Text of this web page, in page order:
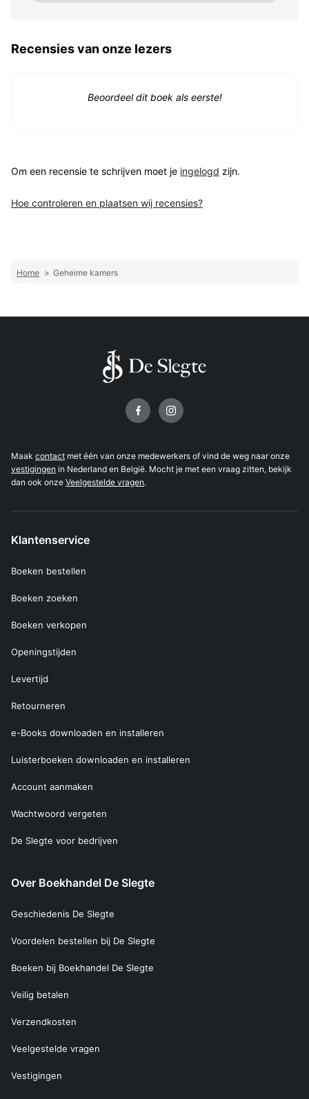
Recensies van onze lezers
Beoordeel dit boek als eerste!
Om een recensie te schrijven moet je ingelogd zijn.
Hoe controleren en plaatsen wij recensies?
Home > Geheime kamers
Maak contact met één van onze medewerkers of vind de weg naar onze
vestigingen in Nederland en België. Mocht je met een vraag zitten, bekijk
dan ook onze Veelgestelde vragen.
Klantenservice
Boeken bestellen
Boeken zoeken
Boeken verkopen
Openingstijden
Levertijd
Retourneren
e-Books downloaden en installeren
Luisterboeken downloaden en installeren
Account aanmaken
Wachtwoord vergeten
De Slegte voor bedrijven
Over Boekhandel De Slegte
Geschiedenis De Slegte
Voordelen bestellen bij De Slegte
Boeken bij Boekhandel De Slegte
Veilig betalen
Verzendkosten
Veelgestelde vragen
Vestigingen